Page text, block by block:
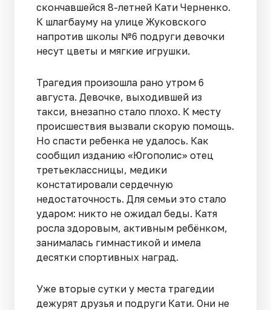
скончавшейся 8-летней Кати Черненко.
К шлагбауму на улице Жуковского
напротив школы №6 подруги девочки
несут цветы и мягкие игрушки.
Трагедия произошла рано утром 6
августа. Девочке, выходившей из
такси, внезапно стало плохо. К месту
происшествия вызвали скорую помощь.
Но спасти ребенка не удалось. Как
сообщил изданию «Югополис» отец
третьеклассницы, медики
констатировали сердечную
недостаточность. Для семьи это стало
ударом: никто не ожидал беды. Катя
росла здоровым, активным ребёнком,
занималась гимнастикой и имела
десятки спортивных наград.
Уже вторые сутки у места трагедии
дежурят друзья и подруги Кати. Они не